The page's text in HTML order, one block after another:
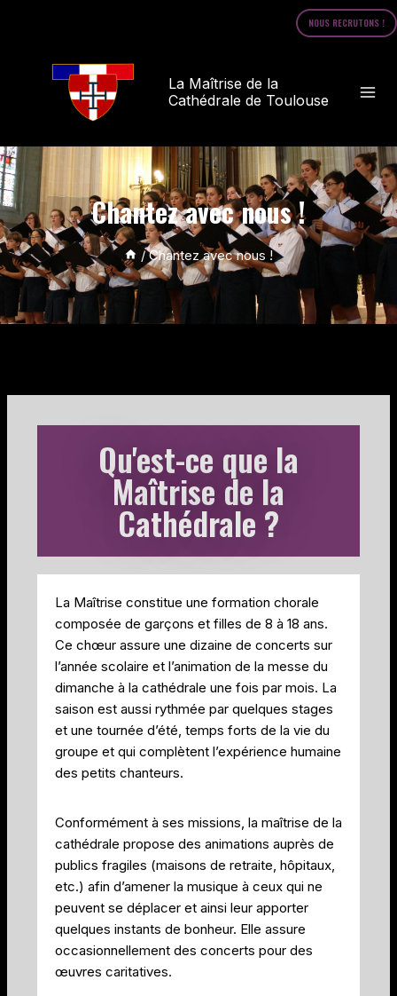
NOUS RECRUTONS !
La Maîtrise de la
Cathédrale de Toulouse
Chantez avec nous !
/ Chantez avec nous !
Qu'est-ce que la
Maîtrise de la
Cathédrale ?
La Maîtrise constitue une formation chorale
composée de garçons et filles de 8 à 18 ans.
Ce chœur assure une dizaine de concerts sur
l’année scolaire et l’animation de la messe du
dimanche à la cathédrale une fois par mois. La
saison est aussi rythmée par quelques stages
et une tournée d’été, temps forts de la vie du
groupe et qui complètent l’expérience humaine
des petits chanteurs.
Conformément à ses missions, la maîtrise de la
cathédrale propose des animations auprès de
publics fragiles (maisons de retraite, hôpitaux,
etc.) afin d’amener la musique à ceux qui ne
peuvent se déplacer et ainsi leur apporter
quelques instants de bonheur. Elle assure
occasionnellement des concerts pour des
œuvres caritatives.